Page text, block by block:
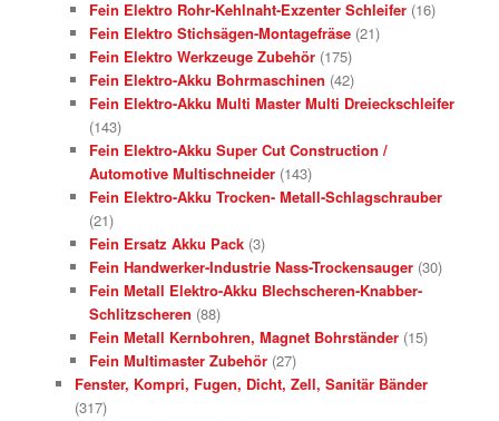
Fein Elektro Rohr-Kehlnaht-Exzenter Schleifer (16)
Fein Elektro Stichsägen-Montagefräse (21)
Fein Elektro Werkzeuge Zubehör (175)
Fein Elektro-Akku Bohrmaschinen (42)
Fein Elektro-Akku Multi Master Multi Dreieckschleifer
(143)
Fein Elektro-Akku Super Cut Construction /
Automotive Multischneider (143)
Fein Elektro-Akku Trocken- Metall-Schlagschrauber
(21)
Fein Ersatz Akku Pack (3)
Fein Handwerker-Industrie Nass-Trockensauger (30)
Fein Metall Elektro-Akku Blechscheren-Knabber-
Schlitzscheren (88)
Fein Metall Kernbohren, Magnet Bohrständer (15)
Fein Multimaster Zubehör (27)
Fenster, Kompri, Fugen, Dicht, Zell, Sanitär Bänder
(317)